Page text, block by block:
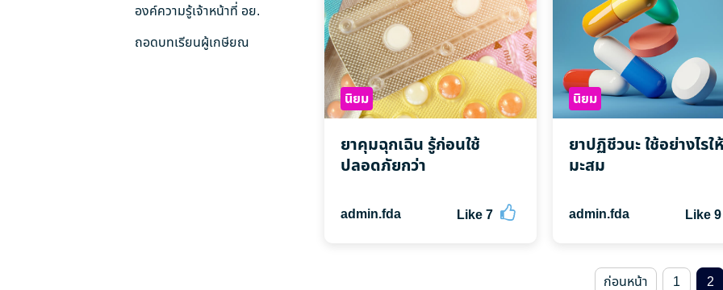
องค์ความรู้เจ้าหน้าที่ อย.
ถอดบทเรียนผู้เกษียณ
นิยม
ยาคุมฉุกเฉิน รู้ก่อนใช้
ปลอดภัยกว่า
admin.fda Like7
นิยม
ยาปฏิชีวนะ ใช้อย่างไรใ
มะสม
admin.fda Like9
ก่อนหน้า 1 2